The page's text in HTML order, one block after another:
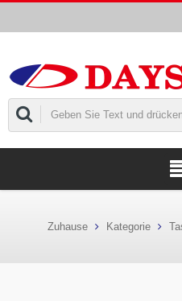
Zuhause Kategorie